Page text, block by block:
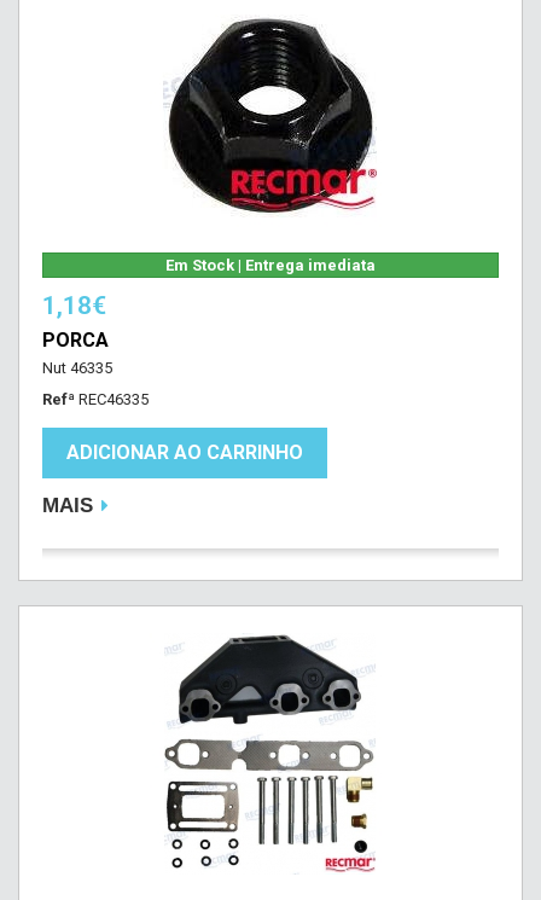
Em Stock | Entrega imediata
1,18€
PORCA
Nut 46335
Refª REC46335
ADICIONAR AO CARRINHO
MAIS